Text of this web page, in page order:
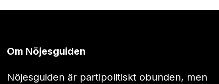
Om Nöjesguiden
Nöjesguiden är partipolitiskt obunden, men